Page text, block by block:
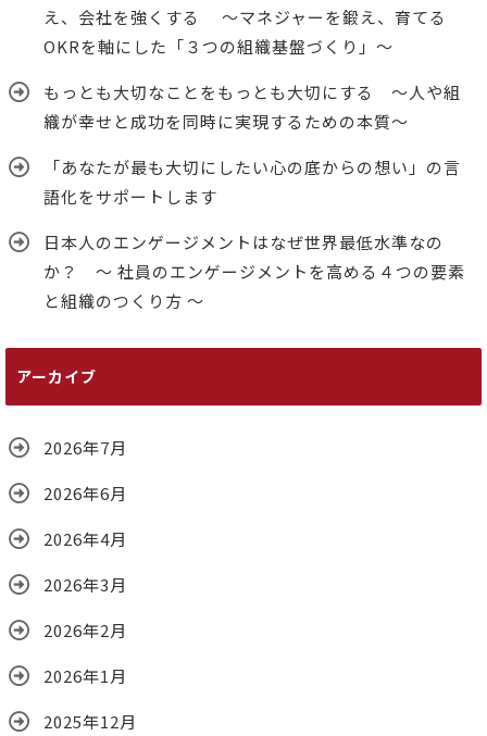
え、会社を強くする ～マネジャーを鍛え、育てる
OKRを軸にした「３つの組織基盤づくり」～
もっとも大切なことをもっとも大切にする ～人や組
織が幸せと成功を同時に実現するための本質～
「あなたが最も大切にしたい心の底からの想い」の言
語化をサポートします
日本人のエンゲージメントはなぜ世界最低水準なの
か？ ～ 社員のエンゲージメントを高める４つの要素
と組織のつくり方 ～
アーカイブ
2026年7月
2026年6月
2026年4月
2026年3月
2026年2月
2026年1月
2025年12月